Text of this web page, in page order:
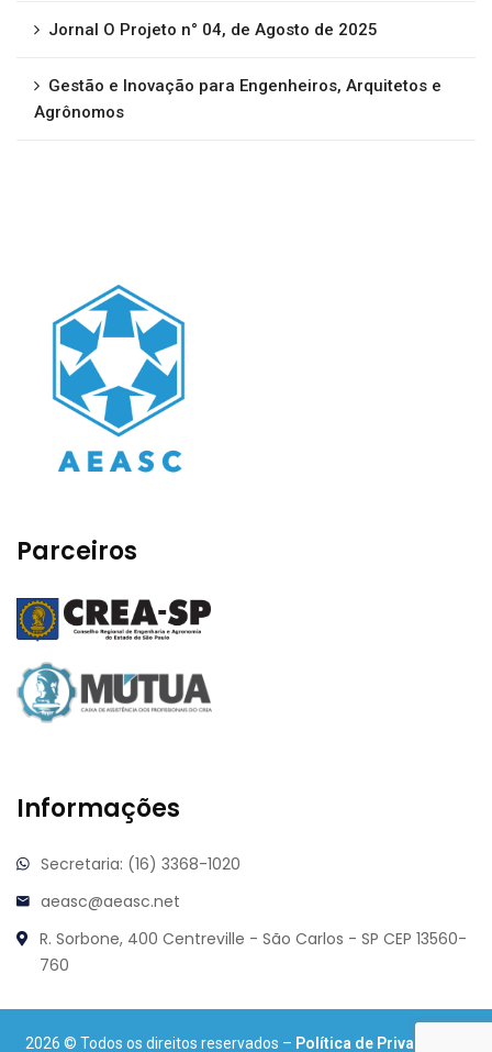
Jornal O Projeto n° 04, de Agosto de 2025
Gestão e Inovação para Engenheiros, Arquitetos e
Agrônomos
Parceiros
Informações
Secretaria: (16) 3368-1020
aeasc@aeasc.net
R. Sorbone, 400 Centreville - São Carlos - SP CEP 13560-
760
2026 © Todos os direitos reservados – Política de Privacidade